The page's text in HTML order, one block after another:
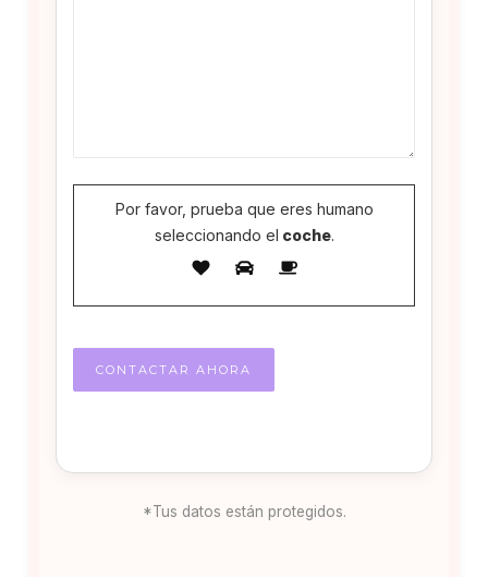
Por favor, prueba que eres humano
seleccionando el coche.
*Tus datos están protegidos.